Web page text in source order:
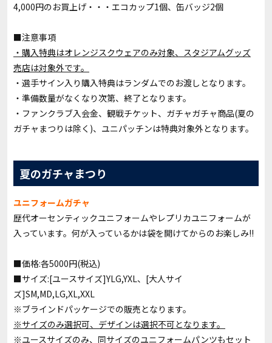
4,000円のお買上げ・・・エコカップ1個、缶バッジ2個
■注意事項
・購入特典はオレンジスクウェアのみ対象、スタジアムグッズ
売店は対象外です。
・選手サイン入り購入特典はランダムでのお渡しとなります。
・準備数量がなくなり次第、終了となります。
・ファンクラブ入会金、観戦チケット、ガチャガチャ商品(夏の
ガチャまつりは除く)、ユニパッチンは特典対象外となります。
夏のガチャまつり
ユニフォームガチャ
歴代オーセンティックユニフォームやレプリカユニフォームが
入っています。何が入っているかは袋を開けてからのお楽しみ!!
■価格:各5000円(税込)
■サイズ:[ユースサイズ]YLG,YXL、[大人サイ
ズ]SM,MD,LG,XL,XXL
※ブラインドパッケージでの販売となります。
※サイズのみ選択可、デザインは選択不可となります。
※ユースサイズのみ、同サイズのユニフォームパンツもセット